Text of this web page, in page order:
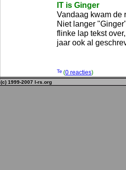
IT is Ginger
Vandaag kwam de
Niet langer
flinke lap tekst
jaar ook al
(0 reacties)
(c) 1999-2007 l-rs.org